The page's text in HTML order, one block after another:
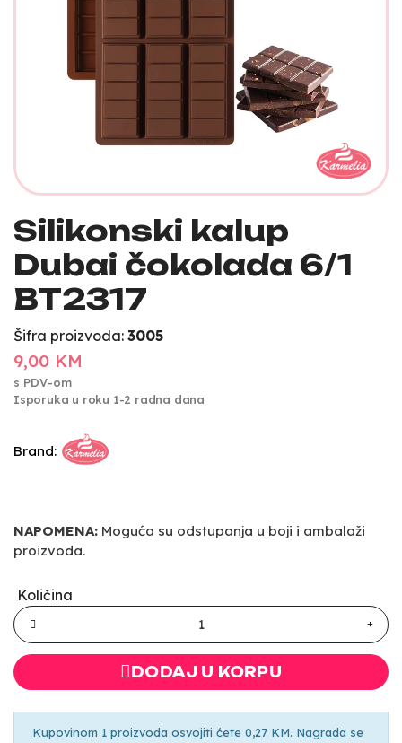
Silikonski kalup
Dubai čokolada 6/1
BT2317
Šifra proizvoda: 3005
9,00 KM
s PDV-om
Isporuka u roku 1-2 radna dana
Brand:
NAPOMENA: Moguća su odstupanja u boji i ambalaži
proizvoda.
Količina
DODAJ U KORPU
Kupovinom 1 proizvoda osvojiti ćete 0,27 KM. Nagrada se